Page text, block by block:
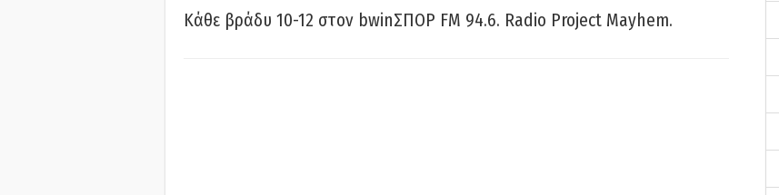
Κάθε βράδυ 10-12 στον bwinΣΠΟΡ FM 94.6. Radio Project Mayhem.